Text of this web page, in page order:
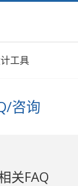
工具
咨询
关FAQ